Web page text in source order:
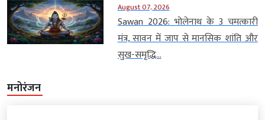
August 07, 2026
Sawan 2026: भोलेनाथ के 3 चमत्कारी
मंत्र, सावन में जाप से मानसिक शांति और
सुख-समृद्धि...
मनोरंजन